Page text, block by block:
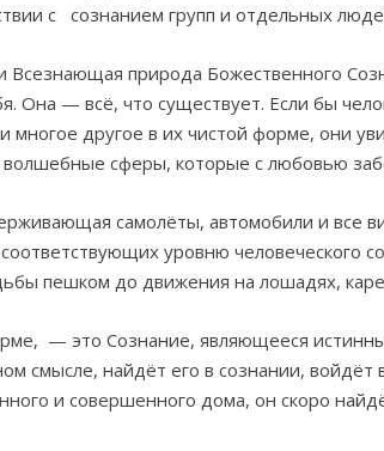
с сознанием групп и отдельных
природа Божественного
Она — всё, что существует. Если бы
многое другое в их чистой форме, они
сферы, которые с любовью
самолёты, автомобили и все
уровню человеческого
пешком до движения на лошадях,
— это Сознание, являющееся
смысле, найдёт его в сознании, войдёт
и совершенного дома, он скоро